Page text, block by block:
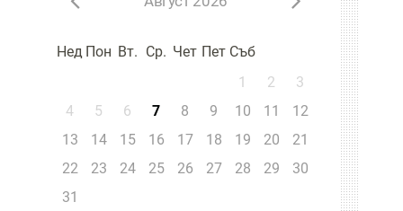
Нед Пон Вт. Ср. Чет Пет Съб
1
2
3
4
5 6 7 8 9 10 11
12
13
14 15 16 17 18 19 20
21
22
23 24 25 26 27 28 29
30
31